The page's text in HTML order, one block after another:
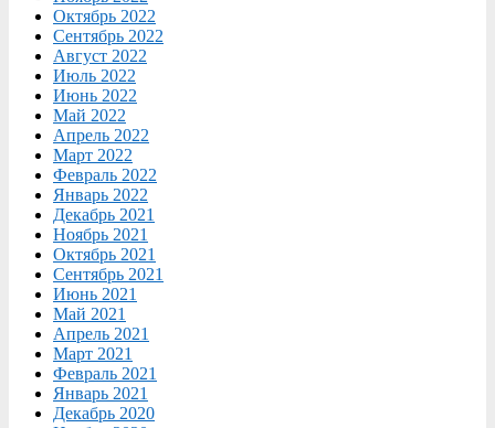
Октябрь 2022
Сентябрь 2022
Август 2022
Июль 2022
Июнь 2022
Май 2022
Апрель 2022
Март 2022
Февраль 2022
Январь 2022
Декабрь 2021
Ноябрь 2021
Октябрь 2021
Сентябрь 2021
Июнь 2021
Май 2021
Апрель 2021
Март 2021
Февраль 2021
Январь 2021
Декабрь 2020